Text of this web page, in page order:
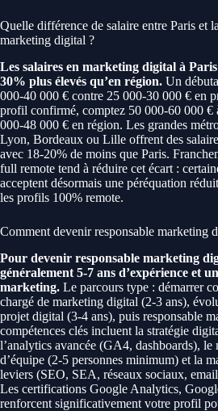
Quelle différence de salaire entre Paris et
marketing digital ?
Les salaires en marketing digital à
30% plus élevés qu’en région. Un
000-40 000 € contre 25 000-30 000 € en
profil confirmé, comptez 50 000-60 000 €
000-48 000 € en région. Les grandes
Lyon, Bordeaux ou Lille offrent des
avec 18-20% de moins que Paris.
full remote tend à réduire cet écart :
acceptent désormais une péréquation
les profils 100% remote.
Comment devenir responsable marketing
Pour devenir responsable marketing
généralement 5-7 ans d’expérience et
marketing. Le parcours type : démarrer
chargé de marketing digital (2-3 ans),
projet digital (3-4 ans), puis responsable
compétences clés incluent la stratégie
l’analytics avancée (GA4, dashboards), le
d’équipe (2-5 personnes minimum) et la
leviers (SEO, SEA, réseaux sociaux,
Les certifications Google Analytics,
renforcent significativement votre profil